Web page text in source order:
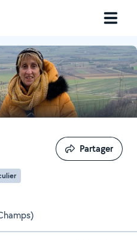
Partager
Partager